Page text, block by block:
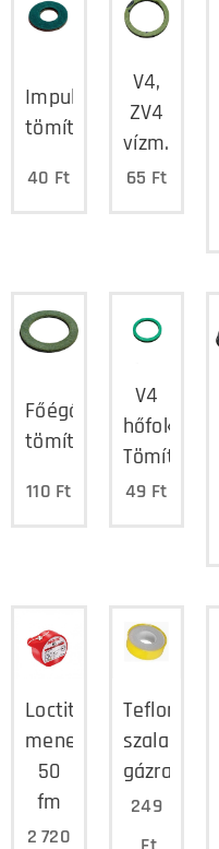
Impulzuscső
tömítés
40 Ft
V4,
ZV4
vízm.
65 Ft
Főégő
tömítés
110 Ft
V4
hőfok
Tömítés
49 Ft
Loctite
menettömítő
50
fm
2 720
Teflon
szalag
gázra
249